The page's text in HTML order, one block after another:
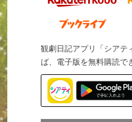
観劇日記アプリ「シアテ
ば、電子版を無料購読で